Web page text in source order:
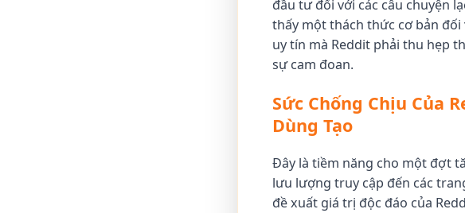
đầu tư đối với các câu chuyện
thấy một thách thức cơ bản
uy tín mà Reddit phải thu hẹp
sự cam đoan.
Sức Chống Chịu Của
Dùng Tạo
Đây là tiềm năng cho một đợt
lưu lượng truy cập đến các
đề xuất giá trị độc đáo của